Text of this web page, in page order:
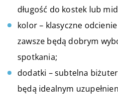
długość do kostek lub
kolor – klasyczne
zawsze będą dobrym
spotkania;
dodatki – subtelna
będą idealnym